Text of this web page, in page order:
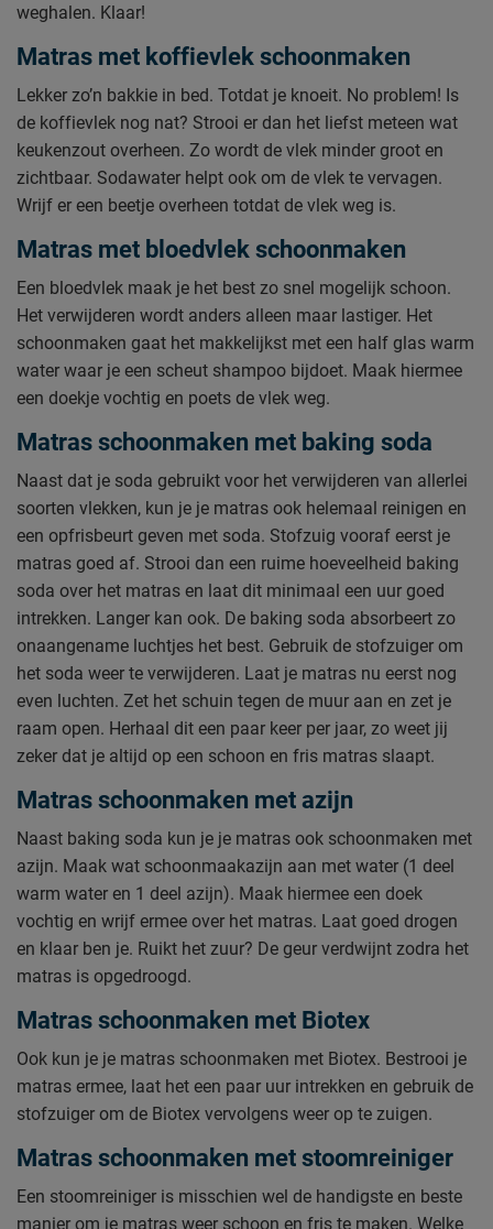
weghalen. Klaar!
Matras met koffievlek schoonmaken
Lekker zo’n bakkie in bed. Totdat je knoeit. No problem! Is
de koffievlek nog nat? Strooi er dan het liefst meteen wat
keukenzout overheen. Zo wordt de vlek minder groot en
zichtbaar. Sodawater helpt ook om de vlek te vervagen.
Wrijf er een beetje overheen totdat de vlek weg is.
Matras met bloedvlek schoonmaken
Een bloedvlek maak je het best zo snel mogelijk schoon.
Het verwijderen wordt anders alleen maar lastiger. Het
schoonmaken gaat het makkelijkst met een half glas warm
water waar je een scheut shampoo bijdoet. Maak hiermee
een doekje vochtig en poets de vlek weg.
Matras schoonmaken met baking soda
Naast dat je soda gebruikt voor het verwijderen van allerlei
soorten vlekken, kun je je matras ook helemaal reinigen en
een opfrisbeurt geven met soda. Stofzuig vooraf eerst je
matras goed af. Strooi dan een ruime hoeveelheid baking
soda over het matras en laat dit minimaal een uur goed
intrekken. Langer kan ook. De baking soda absorbeert zo
onaangename luchtjes het best. Gebruik de stofzuiger om
het soda weer te verwijderen. Laat je matras nu eerst nog
even luchten. Zet het schuin tegen de muur aan en zet je
raam open. Herhaal dit een paar keer per jaar, zo weet jij
zeker dat je altijd op een schoon en fris matras slaapt.
Matras schoonmaken met azijn
Naast baking soda kun je je matras ook schoonmaken met
azijn. Maak wat schoonmaakazijn aan met water (1 deel
warm water en 1 deel azijn). Maak hiermee een doek
vochtig en wrijf ermee over het matras. Laat goed drogen
en klaar ben je. Ruikt het zuur? De geur verdwijnt zodra het
matras is opgedroogd.
Matras schoonmaken met Biotex
Ook kun je je matras schoonmaken met Biotex. Bestrooi je
matras ermee, laat het een paar uur intrekken en gebruik de
stofzuiger om de Biotex vervolgens weer op te zuigen.
Matras schoonmaken met stoomreiniger
Een stoomreiniger is misschien wel de handigste en beste
manier om je matras weer schoon en fris te maken. Welke